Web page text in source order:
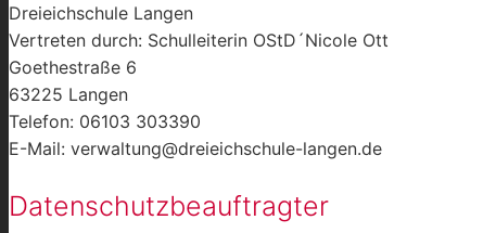
Dreieichschule Langen
Vertreten durch: Schulleiterin OStD´Nicole Ott
Goethestraße 6
63225 Langen
Telefon: 06103 303390
E-Mail: verwaltung@dreieichschule-langen.de
Datenschutzbeauftragter